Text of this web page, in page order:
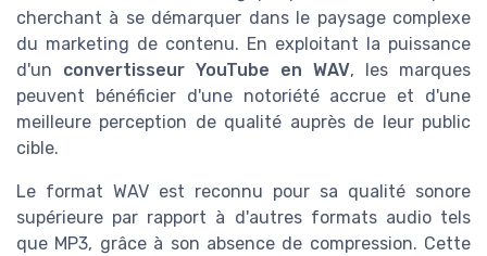
cherchant à se démarquer dans le paysage complexe
du marketing de contenu. En exploitant la puissance
d'un convertisseur YouTube en WAV, les marques
peuvent bénéficier d'une notoriété accrue et d'une
meilleure perception de qualité auprès de leur public
cible.
Le format WAV est reconnu pour sa qualité sonore
supérieure par rapport à d'autres formats audio tels
que MP3, grâce à son absence de compression. Cette